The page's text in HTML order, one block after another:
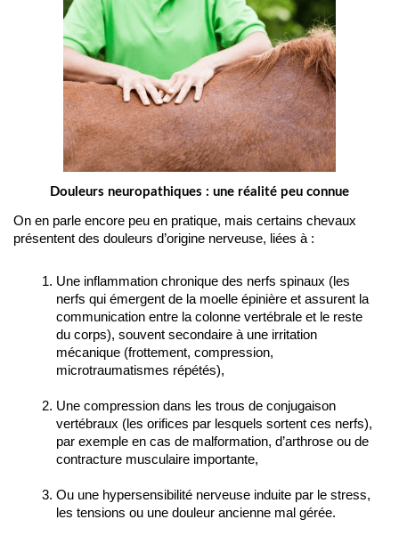
Douleurs neuropathiques : une réalité peu connue
On en parle encore peu en pratique, mais certains chevaux
présentent des douleurs d’origine nerveuse, liées à :
Une inflammation chronique des nerfs spinaux (les
nerfs qui émergent de la moelle épinière et assurent la
communication entre la colonne vertébrale et le reste
du corps), souvent secondaire à une irritation
mécanique (frottement, compression,
microtraumatismes répétés),
Une compression dans les trous de conjugaison
vertébraux (les orifices par lesquels sortent ces nerfs),
par exemple en cas de malformation, d’arthrose ou de
contracture musculaire importante,
Ou une hypersensibilité nerveuse induite par le stress,
les tensions ou une douleur ancienne mal gérée.